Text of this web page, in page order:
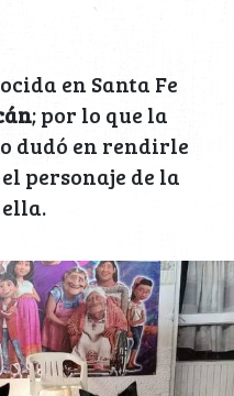
en Santa Fe
; por lo que la
dudó en rendirle
personaje de la